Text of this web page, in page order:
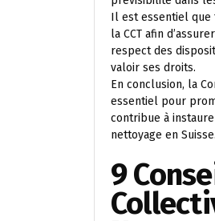
Il est essentiel
la CCT afin
respect des
valoir ses droits.
En conclusion, la
essentiel pour
contribue à
nettoyage en Suisse.
9